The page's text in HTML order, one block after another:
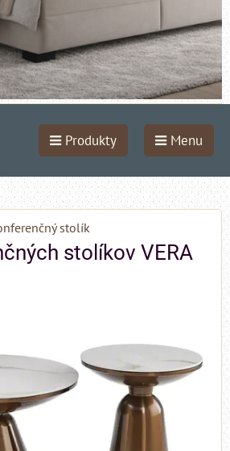
Produkty Menu
stolík
stolíkov VERA